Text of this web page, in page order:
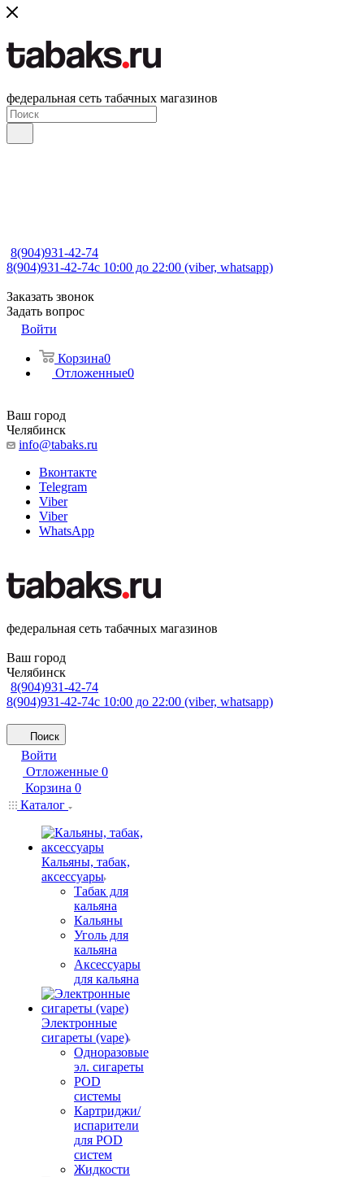
федеральная сеть табачных магазинов
8(904)931-42-74
8(904)931-42-74с 10:00 до 22:00 (viber, whatsapp)
Заказать звонок
Задать вопрос
Войти
Корзина0
Отложенные0
Ваш город
Челябинск
info@tabaks.ru
Вконтакте
Telegram
Viber
Viber
WhatsApp
федеральная сеть табачных магазинов
Ваш город
Челябинск
8(904)931-42-74
8(904)931-42-74с 10:00 до 22:00 (viber, whatsapp)
Поиск
Войти
Отложенные 0
Корзина 0
Каталог
Кальяны, табак,
аксессуары
Табак для
кальяна
Кальяны
Уголь для
кальяна
Аксессуары
для кальяна
Электронные
сигареты (vape)
Одноразовые
эл. сигареты
POD
системы
Картриджи/
испарители
для POD
систем
Жидкости